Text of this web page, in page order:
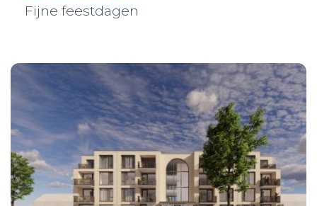
Fijne feestdagen